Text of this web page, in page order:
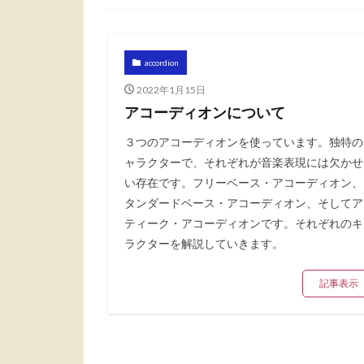
accordion
2022年1月15日
アコーディオンについて
３つのアコーディオンを使っています。独特
ャラクターで、それぞれが音楽表現には欠か
い存在です。フリーベース・アコーディオン、
タンダードベース・アコーディオン、そして
ティーク・アコーディオンです。それぞれのキ
ラクターを解説していきます。
記事表示